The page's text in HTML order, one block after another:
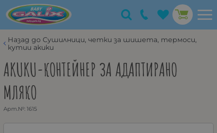
Назад до Сушилници, четки за шишета, термоси,
кутии akuku
AKUKU-КОНТЕЙНЕР ЗА АДАПТИРАНО
МЛЯКО
Арт.№: 1615